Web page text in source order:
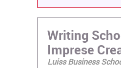
Writing
Imprese
Luiss Business